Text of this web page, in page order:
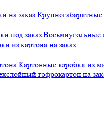
на заказ Крупногабаритные
под заказ Восьмиугольные
из картона на заказ
Картонные коробки из
гофрокартон на